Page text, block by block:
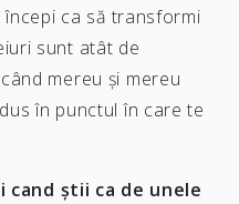
începi ca să transformi
sunt atât de
mereu și mereu
în punctul în care te
cand știi ca de unele